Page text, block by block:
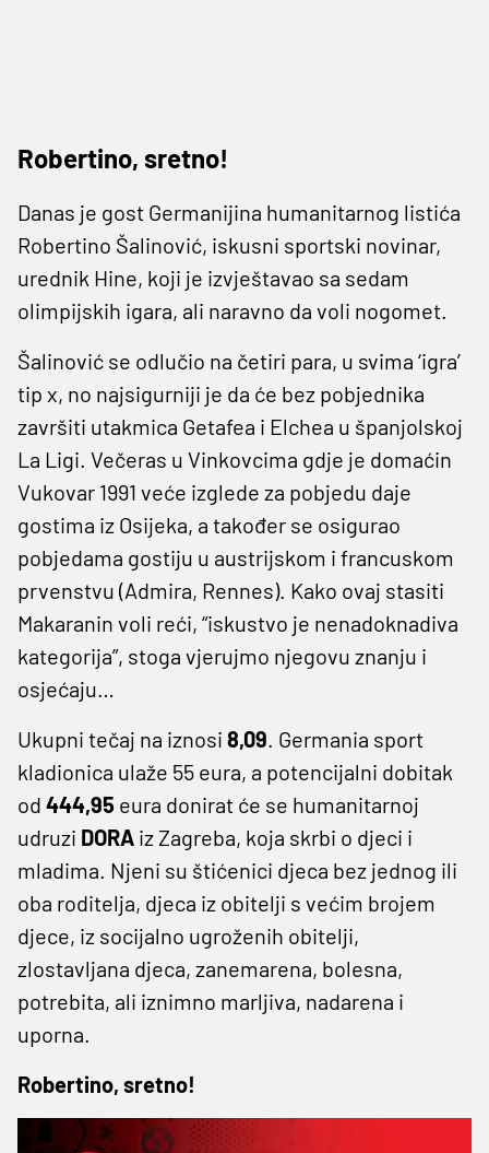
Robertino, sretno!
Danas je gost Germanijina humanitarnog listića
Robertino Šalinović, iskusni sportski novinar,
urednik Hine, koji je izvještavao sa sedam
olimpijskih igara, ali naravno da voli nogomet.
Šalinović se odlučio na četiri para, u svima ‘igra’
tip x, no najsigurniji je da će bez pobjednika
završiti utakmica Getafea i Elchea u španjolskoj
La Ligi. Večeras u Vinkovcima gdje je domaćin
Vukovar 1991 veće izglede za pobjedu daje
gostima iz Osijeka, a također se osigurao
pobjedama gostiju u austrijskom i francuskom
prvenstvu (Admira, Rennes). Kako ovaj stasiti
Makaranin voli reći, “iskustvo je nenadoknadiva
kategorija”, stoga vjerujmo njegovu znanju i
osjećaju…
Ukupni tečaj na iznosi 8,09. Germania sport
kladionica ulaže 55 eura, a potencijalni dobitak
od 444,95 eura donirat će se humanitarnoj
udruzi DORA iz Zagreba, koja skrbi o djeci i
mladima. Njeni su štićenici djeca bez jednog ili
oba roditelja, djeca iz obitelji s većim brojem
djece, iz socijalno ugroženih obitelji,
zlostavljana djeca, zanemarena, bolesna,
potrebita, ali iznimno marljiva, nadarena i
uporna.
Robertino, sretno!